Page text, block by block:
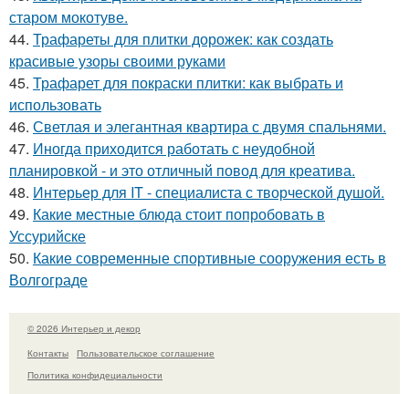
старом мокотуве.
44. Трафареты для плитки дорожек: как создать
красивые узоры своими руками
45. Трафарет для покраски плитки: как выбрать и
использовать
46. Светлая и элегантная квартира с двумя спальнями.
47. Иногда приходится работать с неудобной
планировкой - и это отличный повод для креатива.
48. Интерьер для IT - специалиста с творческой душой.
49. Какие местные блюда стоит попробовать в
Уссурийске
50. Какие современные спортивные сооружения есть в
Волгограде
© 2026 Интерьер и декор
Контакты
Пользовательское соглашение
Политика конфидециальности